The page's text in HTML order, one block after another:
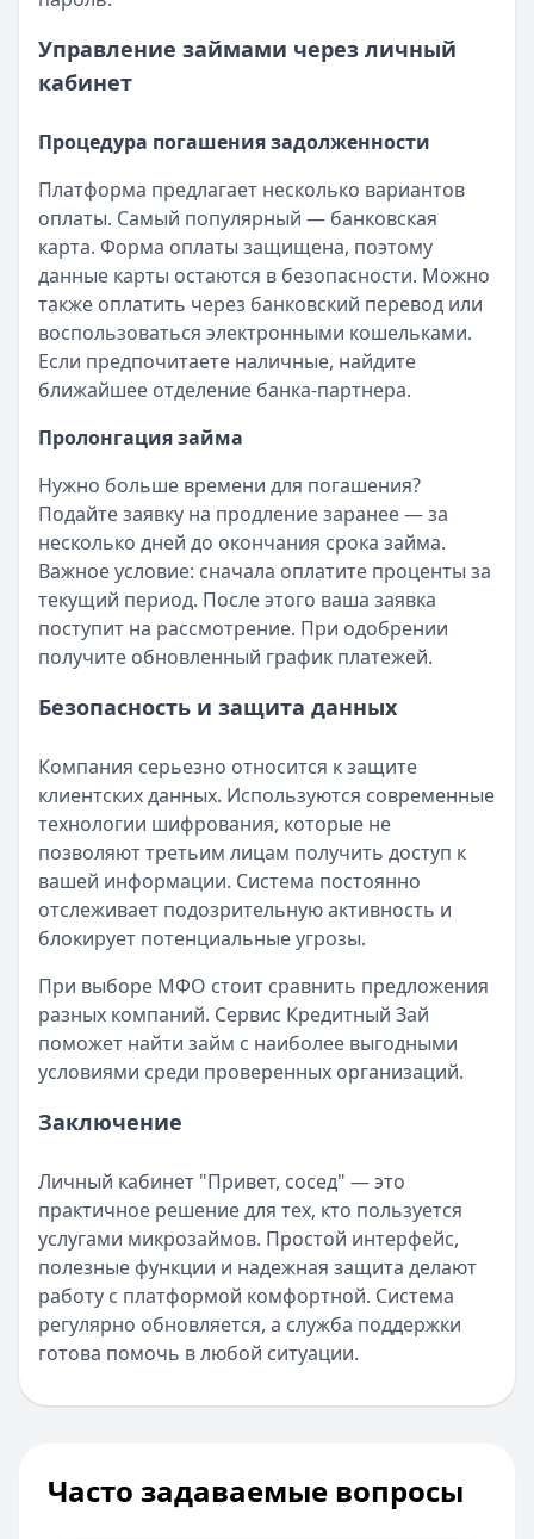
Управление займами через личный
кабинет
Процедура погашения задолженности
Платформа предлагает несколько вариантов
оплаты. Самый популярный — банковская
карта. Форма оплаты защищена, поэтому
данные карты остаются в безопасности. Можно
также оплатить через банковский перевод или
воспользоваться электронными кошельками.
Если предпочитаете наличные, найдите
ближайшее отделение банка-партнера.
Пролонгация займа
Нужно больше времени для погашения?
Подайте заявку на продление заранее — за
несколько дней до окончания срока займа.
Важное условие: сначала оплатите проценты за
текущий период. После этого ваша заявка
поступит на рассмотрение. При одобрении
получите обновленный график платежей.
Безопасность и защита данных
Компания серьезно относится к защите
клиентских данных. Используются современные
технологии шифрования, которые не
позволяют третьим лицам получить доступ к
вашей информации. Система постоянно
отслеживает подозрительную активность и
блокирует потенциальные угрозы.
При выборе МФО стоит сравнить предложения
разных компаний. Сервис Кредитный Зай
поможет найти займ с наиболее выгодными
условиями среди проверенных организаций.
Заключение
Личный кабинет "Привет, сосед" — это
практичное решение для тех, кто пользуется
услугами микрозаймов. Простой интерфейс,
полезные функции и надежная защита делают
работу с платформой комфортной. Система
регулярно обновляется, а служба поддержки
готова помочь в любой ситуации.
Часто задаваемые вопросы